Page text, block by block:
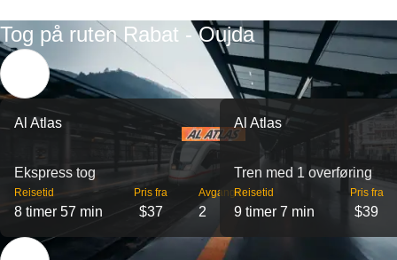
Tog på ruten Rabat - Oujda
Al Atlas
Ekspress tog
Reisetid
8 timer 57 min
Pris fra
$37
Avganger
2
Al Atlas
Tren med 1 overføring
Reisetid
9 timer 7 min
Pris fra
$39